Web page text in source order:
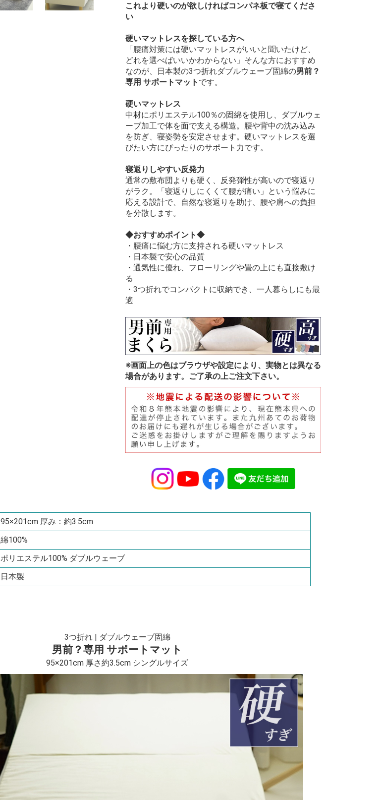
これより硬いのが欲しければコンパネ板で寝てくださ
い
硬いマットレスを探している方へ
「腰痛対策には硬いマットレスがいいと聞いたけど、
どれを選べばいいかわからない」そんな方におすすめ
なのが、日本製の3つ折れダブルウェーブ固綿の男前？
専用 サポートマット です。
硬いマットレス
中材にポリエステル100％の固綿を使用し、ダブルウェ
ーブ加工で体を面で支える構造。腰や背中の沈み込み
を防ぎ、寝姿勢を安定させます。硬いマットレスを選
びたい方にぴったりのサポート力です。
寝返りしやすい反発力
通常の敷布団よりも硬く、反発弾性が高いので寝返り
がラク。「寝返りしにくくて腰が痛い」という悩みに
応える設計で、自然な寝返りを助け、腰や肩への負担
を分散します。
◆おすすめポイント◆
・腰痛に悩む方に支持される硬いマットレス
・日本製で安心の品質
・通気性に優れ、フローリングや畳の上にも直接敷け
る
・3つ折れでコンパクトに収納でき、一人暮らしにも最
適
※画面上の色はブラウザや設定により、実物とは異なる
場合があります。ご了承の上ご注文下さい。
95×201cm 厚み：約3.5cm
綿100%
ポリエステル100% ダブルウェーブ
日本製
3つ折れ | ダブルウェーブ固綿
男前？専用 サポートマット
95×201cm 厚さ約3.5cm シングルサイズ